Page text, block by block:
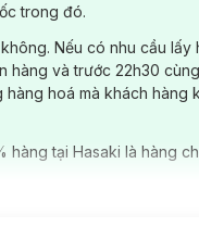
trong đó.
Nếu có nhu cầu lấy
hàng và trước 22h30
hoá mà khách hàng
tại Hasaki là hàng